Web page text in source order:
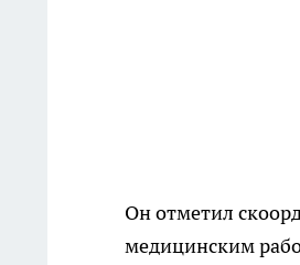
Он отметил
медицинским